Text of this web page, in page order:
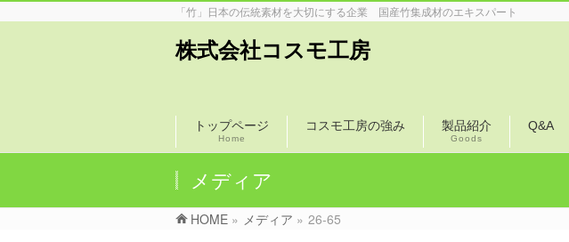
「竹」日本の伝統素材を大切にする企業 国産竹集成材のエキスパート
株式会社コスモ工房
トップページ
Home
コスモ工房の強み 製品紹介
Goods
Q&A
メディア
HOME » メディア » 26-65